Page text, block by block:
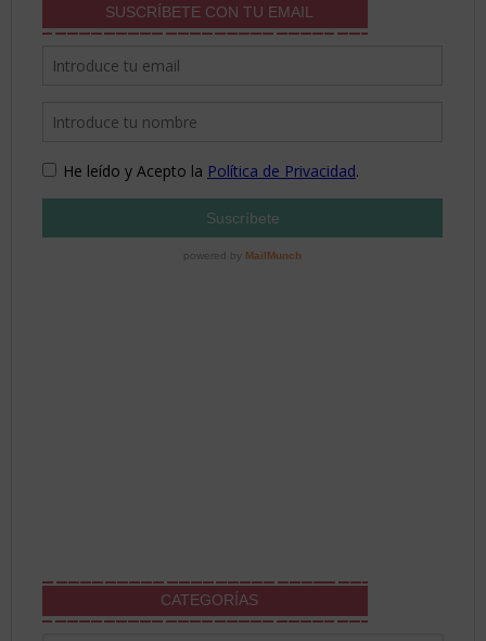
SUSCRÍBETE CON TU EMAIL
CATEGORÍAS